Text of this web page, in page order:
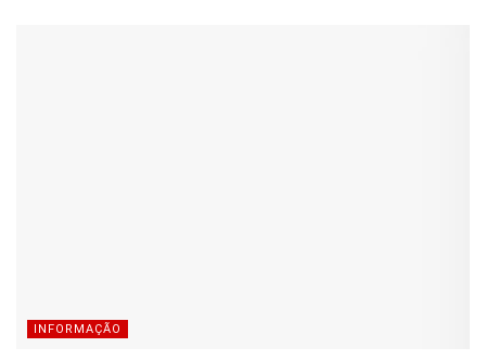
INFORMAÇÃO